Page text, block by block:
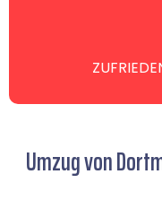
Umzug von